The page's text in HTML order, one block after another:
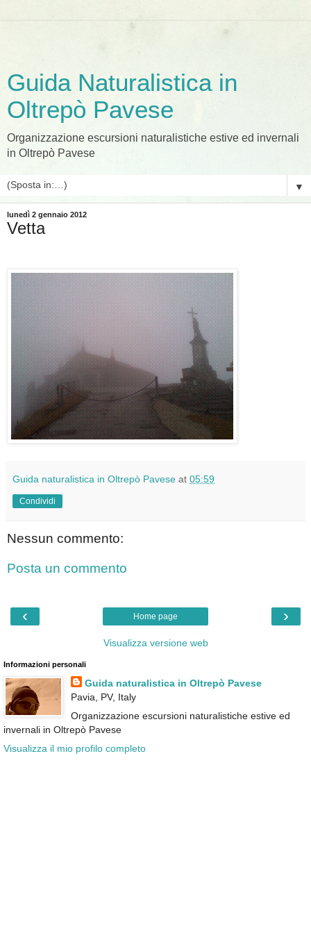
Guida Naturalistica in
Oltrepò Pavese
Organizzazione escursioni naturalistiche estive ed invernali
in Oltrepò Pavese
▼
lunedì 2 gennaio 2012
Vetta
Guida naturalistica in Oltrepò Pavese at 05:59
Condividi
Nessun commento:
Posta un commento
‹ ›
Home page
Visualizza versione web
Informazioni personali
Guida naturalistica in Oltrepò Pavese
Pavia, PV, Italy
Organizzazione escursioni naturalistiche estive ed
invernali in Oltrepò Pavese
Visualizza il mio profilo completo